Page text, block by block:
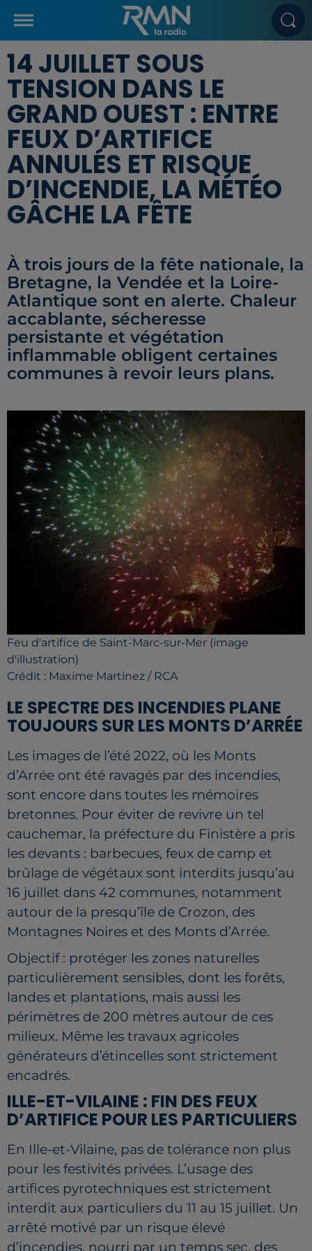
14 JUILLET SOUS
TENSION DANS LE
GRAND OUEST : ENTRE
FEUX D’ARTIFICE
ANNULÉS ET RISQUE
D’INCENDIE, LA MÉTÉO
GÂCHE LA FÊTE
À trois jours de la fête nationale, la
Bretagne, la Vendée et la Loire-
Atlantique sont en alerte. Chaleur
accablante, sécheresse
persistante et végétation
inflammable obligent certaines
communes à revoir leurs plans.
Feu d'artifice de Saint-Marc-sur-Mer (image
d'illustration)
Crédit : Maxime Martinez / RCA
LE SPECTRE DES INCENDIES PLANE
TOUJOURS SUR LES MONTS D’ARRÉE
Les images de l’été 2022, où les Monts
d’Arrée ont été ravagés par des incendies,
sont encore dans toutes les mémoires
bretonnes. Pour éviter de revivre un tel
cauchemar, la préfecture du Finistère a pris
les devants : barbecues, feux de camp et
brûlage de végétaux sont interdits jusqu’au
16 juillet dans 42 communes, notamment
autour de la presqu’île de Crozon, des
Montagnes Noires et des Monts d’Arrée.
Objectif : protéger les zones naturelles
particulièrement sensibles, dont les forêts,
landes et plantations, mais aussi les
périmètres de 200 mètres autour de ces
milieux. Même les travaux agricoles
générateurs d’étincelles sont strictement
encadrés.
ILLE-ET-VILAINE : FIN DES FEUX
D’ARTIFICE POUR LES PARTICULIERS
En Ille-et-Vilaine, pas de tolérance non plus
pour les festivités privées. L’usage des
artifices pyrotechniques est strictement
interdit aux particuliers du 11 au 15 juillet. Un
arrêté motivé par un risque élevé
d’incendies, nourri par un temps sec, des